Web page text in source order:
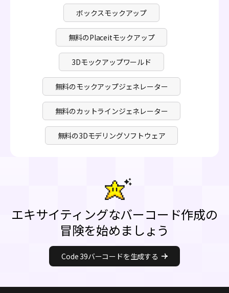
ボックスモックアップ
無料のPlaceitモックアップ
3Dモックアップワールド
無料のモックアップジェネレーター
無料のカットラインジェネレーター
無料の3Dモデリングソフトウェア
エキサイティングなバーコード作成の
冒険を始めましょう
Code 39バーコードを生成する